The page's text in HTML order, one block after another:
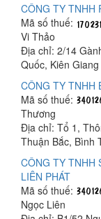
CÔNG TY TNHH
Mã số thuế:
Vi Thảo
Địa chỉ: 2/14
Quốc, Kiên Giang
CÔNG TY TNHH
Mã số thuế:
Thương
Địa chỉ: Tổ 1,
Thuận Bắc, Bình
CÔNG TY TNHH
LIÊN PHÁT
Mã số thuế:
Ngọc Liên